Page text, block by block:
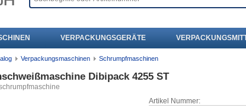
VERPACKUNGSGERÄTE
Verpackungsmaschinen Schrumpfmaschinen
Dibipack 4255 ST
Artikel Nummer: